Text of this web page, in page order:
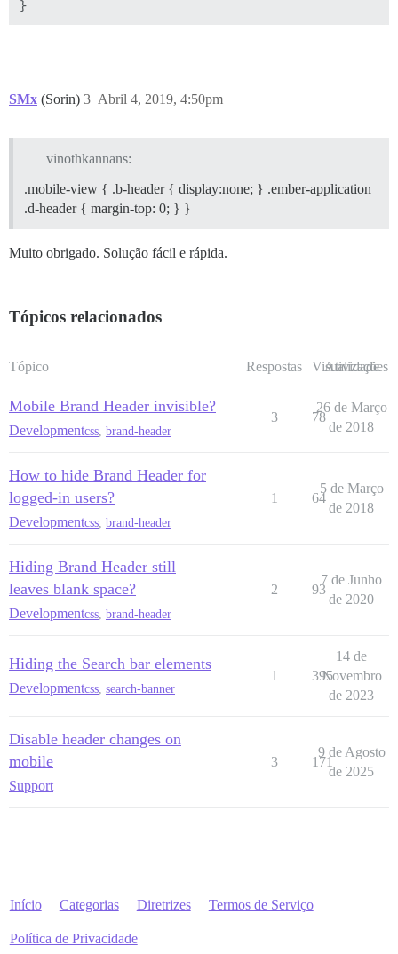
SMx (Sorin) Abril 4, 2019, 4:50pm
3
vinothkannans:
.mobile-view { .b-header { display:none; } .ember-application
.d-header { margin-top: 0; } }
Muito obrigado. Solução fácil e rápida.
Tópicos relacionados
Tópico Respostas Visualizações
Atividade
Mobile Brand Header invisible?
Developmentcss brand-header
3 78
26 de Março
de 2018
How to hide Brand Header for
logged-in users?
Developmentcss brand-header
1 64
5 de Março
de 2018
Hiding Brand Header still
leaves blank space?
Developmentcss brand-header
2 93
7 de Junho
de 2020
Hiding the Search bar elements
Developmentcss search-banner
1 395
14 de
Novembro
de 2023
Disable header changes on
mobile
Support
3 171
9 de Agosto
de 2025
Início Categorias Diretrizes Termos de Serviço
Política de Privacidade